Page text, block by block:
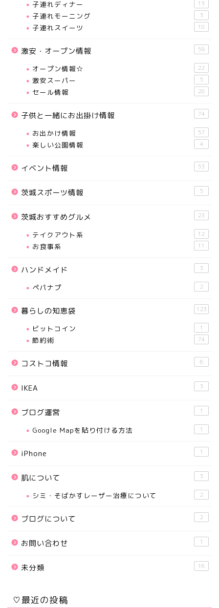
子連れディナー 13
子連れモーニング 3
子連れスイーツ 10
激安・オープン情報 59
オープン情報☆ 22
激安スーパー 5
セール情報 28
子供と一緒にお出掛け情報 74
お出かけ情報 57
楽しい公園情報 4
イベント情報 53
茨城スポーツ情報 5
茨城おすすめグルメ 23
テイクアウト系 12
お食事系 11
ハンドメイド 3
ペパナプ 2
暮らしの知恵袋 123
ビットコイン 1
節約術 74
コストコ情報 6
IKEA 3
ブログ運営 1
Google Mapを貼り付ける方法 1
iPhone 1
肌について 3
シミ・そばかすレーザー治療について 2
ブログについて 2
お問い合わせ 1
未分類 16
♡最近の投稿